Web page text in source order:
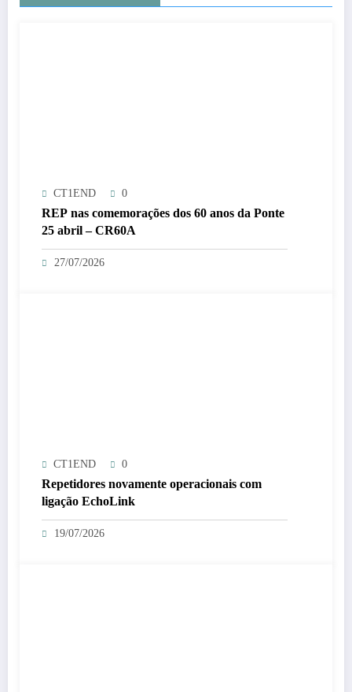
CT1END 0
REP nas comemorações dos 60 anos da Ponte
25 abril – CR60A
27/07/2026
CT1END 0
Repetidores novamente operacionais com
ligação EchoLink
19/07/2026